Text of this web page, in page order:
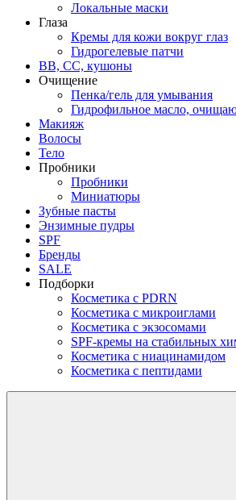
Локальные маски
Глаза
Кремы для кожи вокруг глаз
Гидрогелевые патчи
ВВ, СС, кушоны
Очищение
Пенка/гель для умывания
Гидрофильное масло,
Макияж
Волосы
Тело
Пробники
Пробники
Миниатюры
Зубные пасты
Энзимные пудры
SPF
Бренды
SALE
Подборки
Косметика с PDRN
Косметика с микроиглами
Косметика с экзосомами
SPF-кремы на стабильных
Косметика с ниацинамидом
Косметика с пептидами